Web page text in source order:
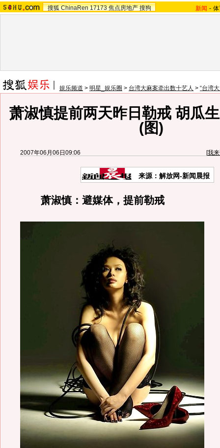
搜狐 ChinaRen 17173 焦点房地产 搜狗 新闻 -
娱乐频道 > 明星_娱乐圈 > 台湾大麻案牵出数十艺人 > “台湾
萧淑慎提前两天昨日勒戒 胡瓜
(图)
2007年06月06日09:06 [我
来源：解放网-新闻晨报
萧淑慎：避媒体，提前勒戒